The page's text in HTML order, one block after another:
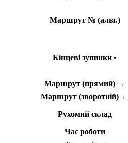
Маршрут № (альт.)
Кінцеві зупинки •
Маршрут (прямий) →
Маршрут (зворотній) ←
Рухомий склад
Час роботи